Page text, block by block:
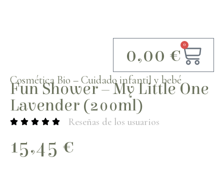
0,00€ 0
Cosmética Bio –Cuidado infantil y bebé
Fun Shower – My Little One
Lavender (200ml)
Reseñas de los usuarios
15,45 €